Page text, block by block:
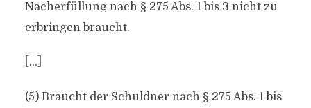
Nacherfüllung nach § 275 Abs. 1 bis 3 nicht zu
erbringen braucht.
[…]
(5) Braucht der Schuldner nach § 275 Abs. 1 bis